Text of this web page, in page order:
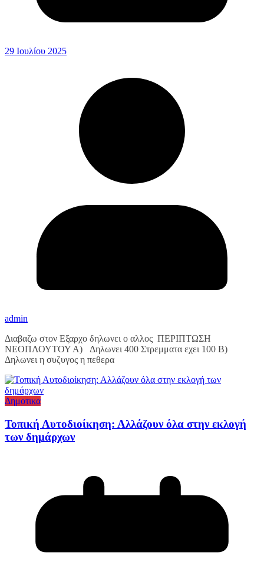
29 Ιουλίου 2025
admin
Διαβαζω στον Εξαρχο δηλωνει ο αλλος ΠΕΡΙΠΤΩΣΗ
ΝΕΟΠΛΟΥΤΟΥ Α) Δηλωνει 400 Στρεμματα εχει 100 Β)
Δηλωνει η συζυγος η πεθερα
Δημοτικα
Τοπική Αυτοδιοίκηση: Αλλάζουν όλα στην εκλογή
των δημάρχων